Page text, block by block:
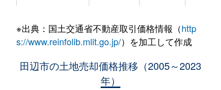
稲成町
500万円 紀伊田辺
徒歩45
600万円
※出典：国土交通省不動産取引価格情報（http
s://www.reinfolib.mlit.go.jp/）を加工して作成
田辺市の土地売却価格推移（2005～2023
年）